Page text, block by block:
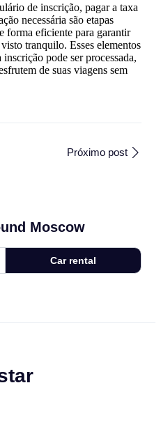
de inscrição, pagar a taxa
necessária são etapas
forma eficiente para garantir
tranquilo. Esses elementos
pode ser processada,
de suas viagens sem
Próximo post
Moscow
Car rental